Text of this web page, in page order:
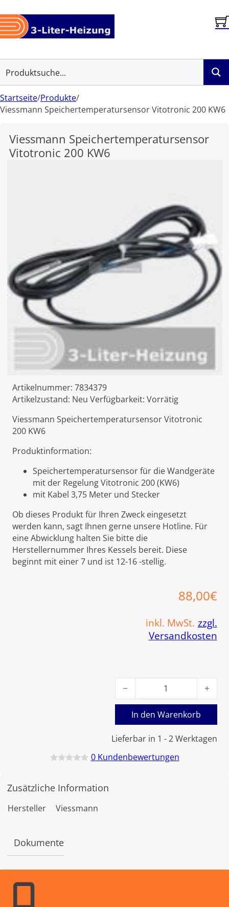
Startseite/Produkte/
Viessmann Speichertemperatursensor Vitotronic 200 KW6
Viessmann Speichertemperatursensor
Vitotronic 200 KW6
Artikelnummer: 7834379
Artikelzustand: Neu Verfügbarkeit: Vorrätig
Viessmann Speichertemperatursensor Vitotronic
200 KW6
Produktinformation:
Speichertemperatursensor für die Wandgeräte
mit der Regelung Vitotronic 200 (KW6)
mit Kabel 3,75 Meter und Stecker
Ob dieses Produkt für Ihren Zweck eingesetzt
werden kann, sagt Ihnen gerne unsere Hotline. Für
eine Abwicklung halten Sie bitte die
Herstellernummer Ihres Kessels bereit. Diese
beginnt mit einer 7 und ist 12-16 -stellig.
88,00€
inkl. MwSt. zzgl.
Versandkosten
Lieferbar in 1 - 2 Werktagen
Viessmann
In den Warenkorb
e
t
v
0Kundenbewertungen
Zusätzliche Information
Hersteller Viessmann
Dokumente